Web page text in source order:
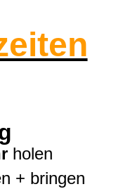
holen
+ bringen